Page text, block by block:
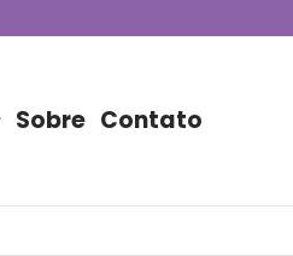
Sobre Contato